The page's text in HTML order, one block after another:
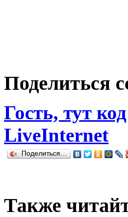
Поделиться
Гость, тут
LiveInternet
Поделиться…
Также